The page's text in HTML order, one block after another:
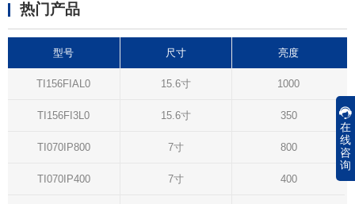
热门产品
型号 尺寸 亮度
TI156FIAL0 15.6寸 1000
TI156FI3L0 15.6寸 350
TI070IP800 7寸 800
TI070IP400 7寸 400
在
线
咨
询